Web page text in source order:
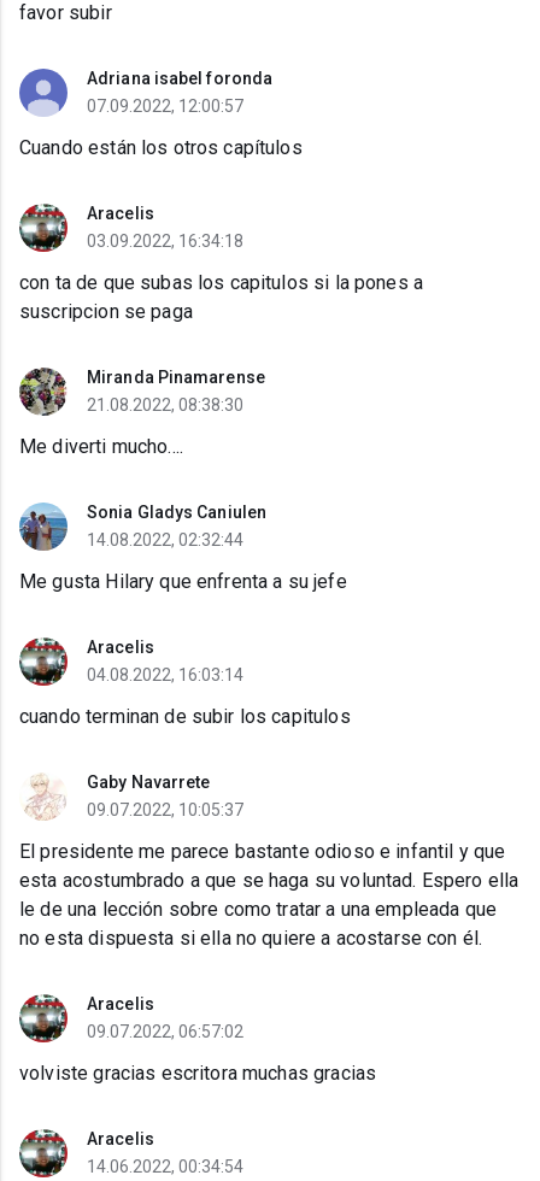
favor subir
Adriana isabel foronda
07.09.2022, 12:00:57
Cuando están los otros capítulos
Aracelis
03.09.2022, 16:34:18
con ta de que subas los capitulos si la pones a
suscripcion se paga
Miranda Pinamarense
21.08.2022, 08:38:30
Me diverti mucho....
Sonia Gladys Caniulen
14.08.2022, 02:32:44
Me gusta Hilary que enfrenta a su jefe
Aracelis
04.08.2022, 16:03:14
cuando terminan de subir los capitulos
Gaby Navarrete
09.07.2022, 10:05:37
El presidente me parece bastante odioso e infantil y que
esta acostumbrado a que se haga su voluntad. Espero ella
le de una lección sobre como tratar a una empleada que
no esta dispuesta si ella no quiere a acostarse con él.
Aracelis
09.07.2022, 06:57:02
volviste gracias escritora muchas gracias
Aracelis
14.06.2022, 00:34:54